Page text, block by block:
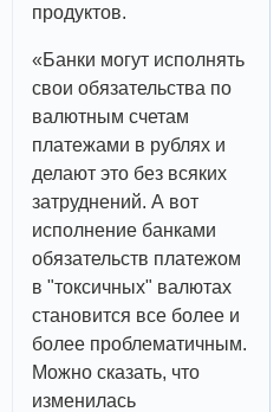
продуктов.
«Банки могут исполнять
свои обязательства по
валютным счетам
платежами в рублях и
делают это без всяких
затруднений. А вот
исполнение банками
обязательств платежом
в "токсичных" валютах
становится все более и
более проблематичным.
Можно сказать, что
изменилась